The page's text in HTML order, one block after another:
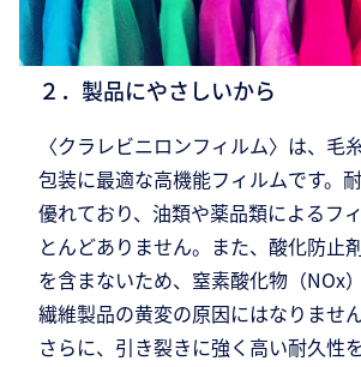
２．製品にやさしいから
〈クラレビニロンフィルム〉は、毛
包装に最適な高機能フィルムです。
優れており、油類や薬品類によるフ
とんどありません。また、酸化防止
を含まないため、窒素酸化物（NOx
繊維製品の黄変の原因にはなりません
さらに、引き裂きに強く高い耐久性